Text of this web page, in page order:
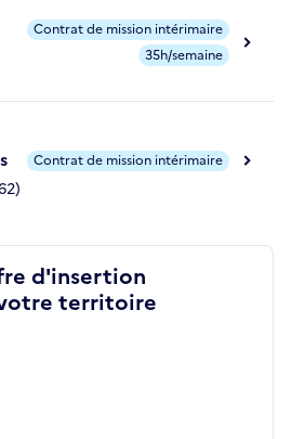
Contrat de mission intérimaire
35h/semaine
Contrat de mission intérimaire
d'insertion
territoire